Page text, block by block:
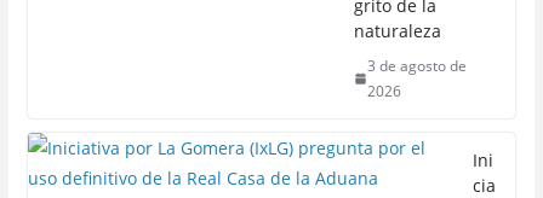
grito de la
naturaleza
3 de agosto de
2026
Ini
cia